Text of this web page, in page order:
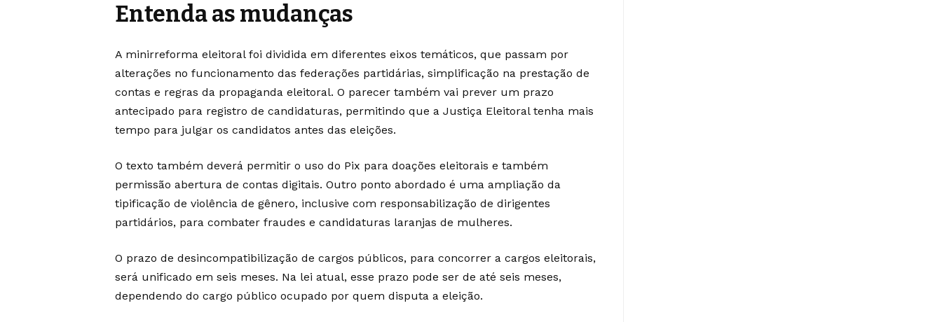
Entenda as mudanças
A minirreforma eleitoral foi dividida em diferentes eixos temáticos, que passam por
alterações no funcionamento das federações partidárias, simplificação na prestação de
contas e regras da propaganda eleitoral. O parecer também vai prever um prazo
antecipado para registro de candidaturas, permitindo que a Justiça Eleitoral tenha mais
tempo para julgar os candidatos antes das eleições.
O texto também deverá permitir o uso do Pix para doações eleitorais e também
permissão abertura de contas digitais. Outro ponto abordado é uma ampliação da
tipificação de violência de gênero, inclusive com responsabilização de dirigentes
partidários, para combater fraudes e candidaturas laranjas de mulheres.
O prazo de desincompatibilização de cargos públicos, para concorrer a cargos eleitorais,
será unificado em seis meses. Na lei atual, esse prazo pode ser de até seis meses,
dependendo do cargo público ocupado por quem disputa a eleição.